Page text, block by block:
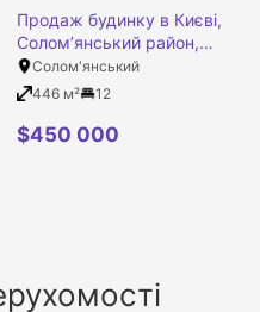
Продаж будинку в Києві,
Солом’янський район,
Седляра Василя вулиця,
26
Солом'янський
446 м²
12
$450 000